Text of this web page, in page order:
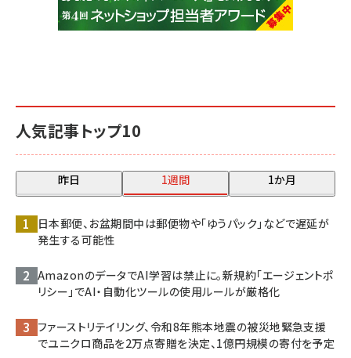
人気記事トップ10
昨日 1週間 1か月
日本郵便、お盆期間中は郵便物や「ゆうパック」などで遅延が
発生する可能性
AmazonのデータでAI学習は禁止に。新規約「エージェントポ
リシー」でAI・自動化ツールの使用ルールが厳格化
ファーストリテイリング、令和8年熊本地震の被災地緊急支援
でユニクロ商品を2万点寄贈を決定、1億円規模の寄付を予定